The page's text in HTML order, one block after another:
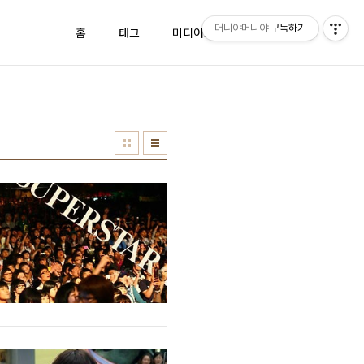
홈 태그 미디어로그 방명록
머니야머니야 구독하기